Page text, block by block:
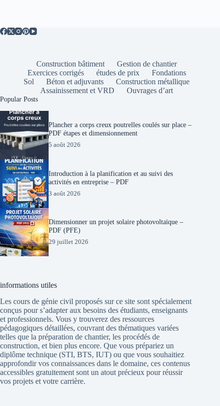
Construction bâtiment
Gestion de chantier
Exercices corrigés
études de prix
Fondations
Sol
Béton et adjuvants
Construction métallique
Assainissement et VRD
Ouvrages d’art
Popular Posts
Plancher a corps creux poutrelles coulés sur place –
PDF étapes et dimensionnement
5 août 2026
Introduction à la planification et au suivi des
activités en entreprise – PDF
3 août 2026
Dimensionner un projet solaire photovoltaïque –
PDF (PFE)
29 juillet 2026
informations utiles
Les cours de génie civil proposés sur ce site sont spécialement
conçus pour s’adapter aux besoins des étudiants, enseignants
et professionnels. Vous y trouverez des ressources
pédagogiques détaillées, couvrant des thématiques variées
telles que la préparation de chantier, les procédés de
construction, et bien plus encore. Que vous prépariez un
diplôme technique (STI, BTS, IUT) ou que vous souhaitiez
approfondir vos connaissances dans le domaine, ces contenus
accessibles gratuitement sont un atout précieux pour réussir
vos projets et votre carrière.